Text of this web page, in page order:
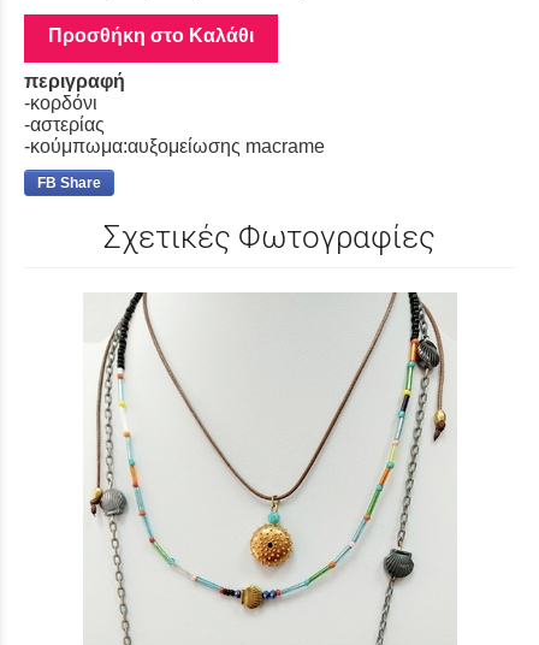
Προσθήκη στο Καλάθι
περιγραφή
-κορδόνι
-αστερίας
-κούμπωμα:αυξομείωσης macrame
FB Share
Σχετικές Φωτογραφίες